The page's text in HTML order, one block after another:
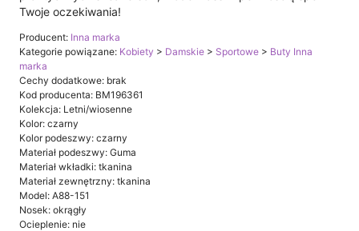
Twoje oczekiwania!
Producent: Inna marka
Kategorie powiązane: Kobiety > Damskie > Sportowe > Buty Inna
marka
Cechy dodatkowe: brak
Kod producenta: BM196361
Kolekcja: Letni/wiosenne
Kolor: czarny
Kolor podeszwy: czarny
Materiał podeszwy: Guma
Materiał wkładki: tkanina
Materiał zewnętrzny: tkanina
Model: A88-151
Nosek: okrągły
Ocieplenie: nie